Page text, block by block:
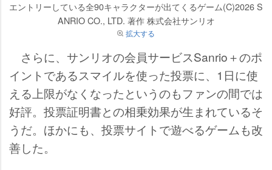
エントリーしている全90キャラクターが出てくるゲーム(C)2026 S
ANRIO CO., LTD. 著作 株式会社サンリオ
拡大する
さらに、サンリオの会員サービスSanrio＋のポ
イントであるスマイルを使った投票に、1日に使
える上限がなくなったというのもファンの間では
好評。投票証明書との相乗効果が生まれているそ
うだ。ほかにも、投票サイトで遊べるゲームも改
善した。